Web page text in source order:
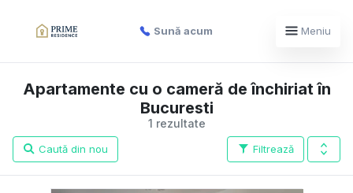
Sună acum Meniu
1 rezultate
Apartamente cu o cameră de închiriat în
Bucuresti
Filtrează
Caută din nou